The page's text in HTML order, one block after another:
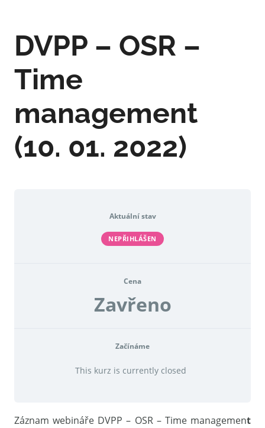
DVPP – OSR –
Time
management
(10. 01. 2022)
Aktuální stav
NEPŘIHLÁŠEN
Cena
Zavřeno
Začínáme
This kurz is currently closed
Záznam webináře DVPP – OSR – Time management